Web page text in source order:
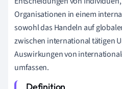
Organisationen in einem
sowohl das Handeln auf
zwischen international tätigen
Auswirkungen von
umfassen.